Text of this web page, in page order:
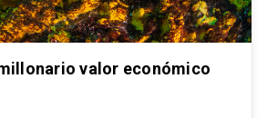
valor económico